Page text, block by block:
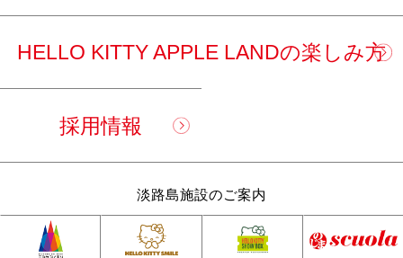
HELLO KITTY APPLE LANDの楽しみ方
採用情報
淡路島施設のご案内